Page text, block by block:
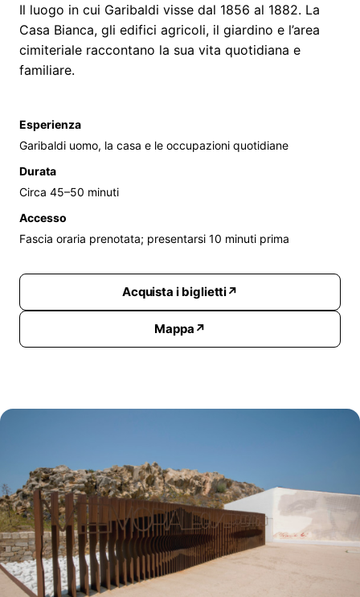
Il luogo in cui Garibaldi visse dal 1856 al 1882. La
Casa Bianca, gli edifici agricoli, il giardino e l’area
cimiteriale raccontano la sua vita quotidiana e
familiare.
Esperienza
Garibaldi uomo, la casa e le occupazioni quotidiane
Durata
Circa 45–50 minuti
Accesso
Fascia oraria prenotata; presentarsi 10 minuti prima
Acquista i biglietti
Mappa